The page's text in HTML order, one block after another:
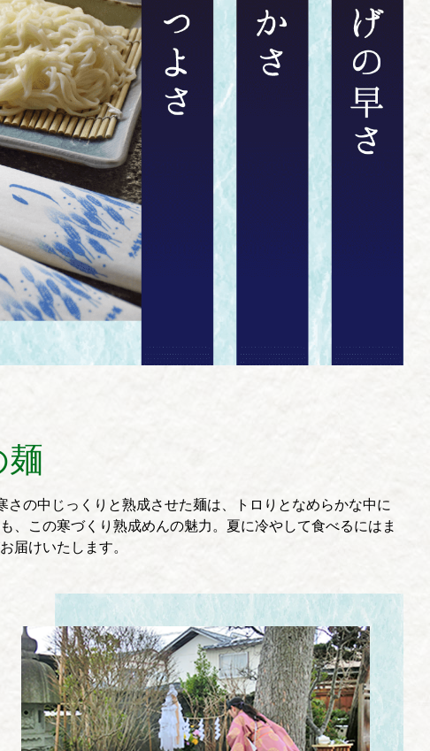
麺
の中じっくりと熟成させた麺は、トロりとなめらかな中に
、この寒づくり熟成めんの魅力。夏に冷やして食べるにはま
届けいたします。